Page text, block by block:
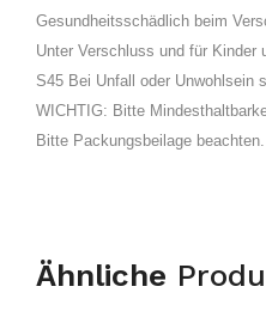
Gesundheitsschädlich beim
Unter Verschluss und für Kinder
S45 Bei Unfall oder Unwohlsein
WICHTIG: Bitte
Bitte Packungsbeilage beachten.
Ähnliche